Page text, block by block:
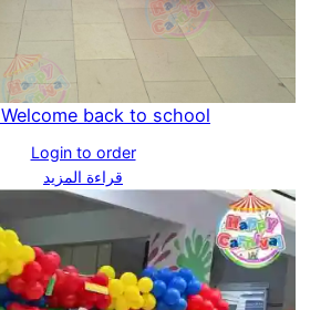
Welcome back to school ديكور
Login to order
قراءة المزيد